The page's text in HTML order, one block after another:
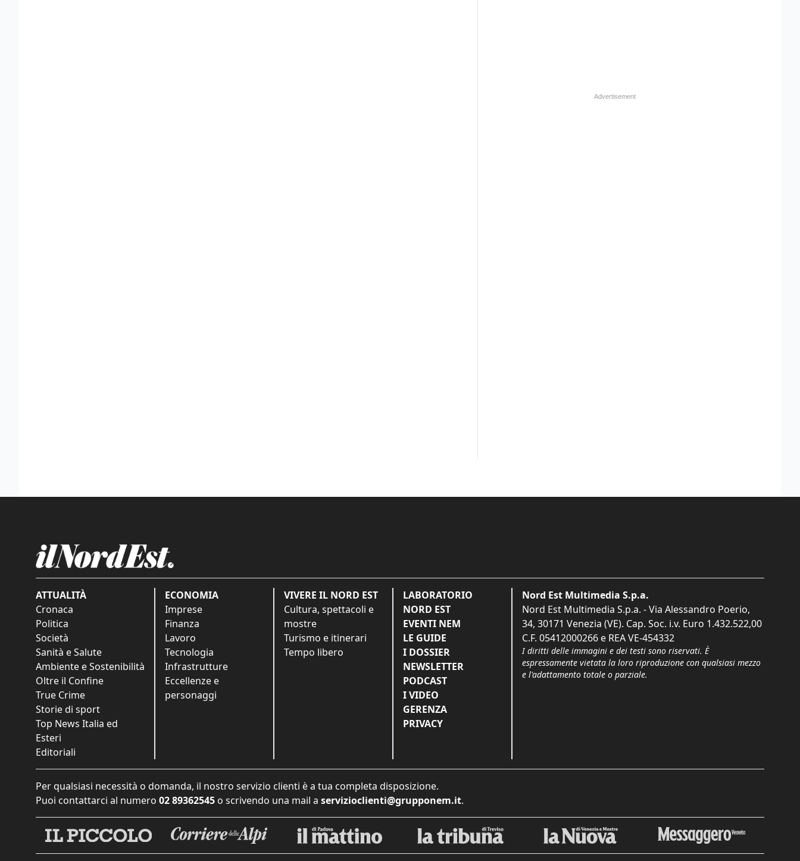
ATTUALITÀ
Cronaca
Politica
Società
Sanità e Salute
Ambiente e Sostenibilità
Oltre il Confine
True Crime
Storie di sport
Top News Italia ed
Esteri
Editoriali
ECONOMIA
Imprese
Finanza
Lavoro
Tecnologia
Infrastrutture
Eccellenze e
personaggi
VIVERE IL NORD EST
Cultura, spettacoli e
mostre
Turismo e itinerari
Tempo libero
LABORATORIO
NORD EST
EVENTI NEM
LE GUIDE
I DOSSIER
NEWSLETTER
PODCAST
I VIDEO
GERENZA
PRIVACY
Nord Est Multimedia S.p.a.
Nord Est Multimedia S.p.a. - Via Alessandro Poerio,
34, 30171 Venezia (VE). Cap. Soc. i.v. Euro 1.432.522,00
C.F. 05412000266 e REA VE-454332
I diritti delle immagini e dei testi sono riservati. È
espressamente vietata la loro riproduzione con qualsiasi mezzo
e l'adattamento totale o parziale.
Per qualsiasi necessità o domanda, il nostro servizio clienti è a tua completa disposizione.
Puoi contattarci al numero 02 89362545 o scrivendo una mail a servizioclienti@grupponem.it.